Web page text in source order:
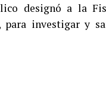
designó a la
investigar y